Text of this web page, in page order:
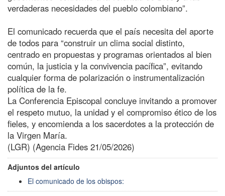
verdaderas necesidades del pueblo colombiano”.
El comunicado recuerda que el país necesita del aporte
de todos para “construir un clima social distinto,
centrado en propuestas y programas orientados al bien
común, la justicia y la convivencia pacífica”, evitando
cualquier forma de polarización o instrumentalización
política de la fe.
La Conferencia Episcopal concluye invitando a promover
el respeto mutuo, la unidad y el compromiso ético de los
fieles, y encomienda a los sacerdotes a la protección de
la Virgen María.
(LGR) (Agencia Fides 21/05/2026)
Adjuntos del artículo
El comunicado de los obispos: